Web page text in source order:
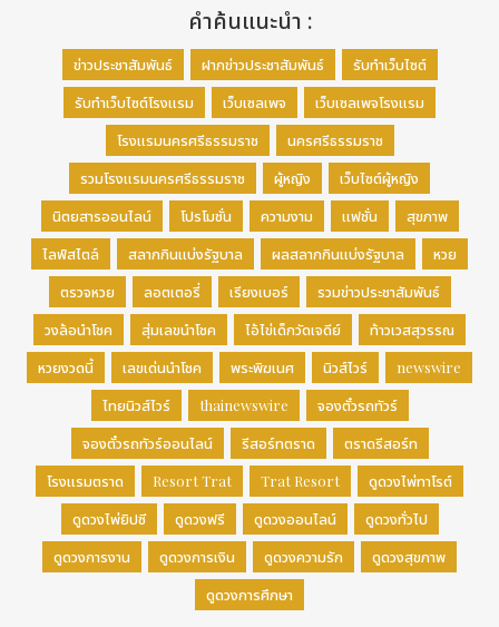
ในมุมมองทางเทคโนโลยี เราสามารถมองเอเจนท์ หรือ
Agentic AI ว่าเป็นพนักงานดิจิทัลเชิงรุกได้ เพราะนอก
เหนือจากที่มันสามารถทำงานง่ายๆ หรือซ้ำซากจำเจได้แล้ว
พวกมันยังสามารถเชื่อมต่อกระบวนการทำงานทั้งหมด
สร้างระบบอัตโนมัติทางปัญญา และแม้กระทั่งวิวัฒนาการ
ตัวเองได้ ในปัจจุบัน เอเจนท์สามารถทำงานได้ดีใน
สถานการณ์ที่มีโครงสร้างชัดเจน มีข้อมูลมาก ทนต่อความ
ผิดพลาดได้ และมีวงจรป้อนกลับที่ชัดเจน แต่พวกมันมักจะ
ไปต่อไม่ได้เมื่อเจอสภาพแวดล้อมจริงที่ซับซ้อนหรือมีความ
เสี่ยงสูง ดังนั้น อย่างที่ฉันบอกก็คือ เอเจนท์และ Agentic
AI กำลังอยู่ในช่วงเริ่มแรก โดยในอีกหนึ่งหรือสองปีข้าง
หน้า พวกมันจะเน้นไปที่อุตสาหกรรมเฉพาะทางเป็นหลัก
หลังจากนั้น พวกมันจะรับมือกับงานที่ซับซ้อนขึ้นด้วยความ
เป็นอิสระที่มากขึ้น มีความเป็นมาตรฐานมากขึ้น ปรับตัวได้
และสามารถเรียนรู้และวิวัฒนาการได้ ในปัจจุบัน เอเจนท์ได้
พัฒนาไปเร็วมาก Gemini 3 ที่เพิ่งเปิดตัวเมื่อเดือนที่แล้ว
ได้สร้างมาตรฐานใหม่ให้กับโมเดล AI ด้วยความสามารถใน
การให้เหตุผลระดับ SOTA ความเข้าใจแบบมัลติมอดัล และ
ความสามารถแบบ Agentic
สำหรับองค์กร ฉันคิดว่าการเปิดรับ AI เป็นหนทางเดียวที่จะ
ไปต่อ การปรับใช้ AI ไม่ใช่แค่การเชื่อมต่อกับ API แต่
เป็นการปรับโฉมกระบวนการ โครงสร้าง และทีมงาน บริษัท
คำค้นแนะนำ :
ข่าวประชาสัมพันธ์ ฝากข่าวประชาสัมพันธ์
รับทำเว็บไซต์
รับทำเว็บไซต์โรงแรม
เว็บเซลเพจ
เว็บเซลเพจโรงแรม
โรงแรมนครศรีธรรมราช
นครศรีธรรมราช
รวมโรงแรมนครศรีธรรมราช
ผู้หญิง
เว็บไซต์ผู้หญิง
นิตยสารออนไลน์
โปรโมชั่น ความงาม แฟชั่น
สุขภาพ
ไลฟ์สไตล์
สลากกินแบ่งรัฐบาล ผลสลากกินแบ่งรัฐบาล
หวย
ตรวจหวย
ลอตเตอรี่ เรียงเบอร์
รวมข่าวประชาสัมพันธ์
วงล้อนำโชค
สุ่มเลขนำโชค ไอ้ไข่เด็กวัดเจดีย์
ท้าวเวสสุวรรณ
หวยงวดนี้
เลขเด่นนำโชค พระพิฆเนศ นิวส์ไวร์
newswire
ไทยนิวส์ไวร์
thainewswire
จองตั๋วรถทัวร์
จองตั๋วรถทัวร์ออนไลน์
รีสอร์ทตราด
ตราดรีสอร์ท
โรงแรมตราด
Resort Trat Trat Resort
ดูดวงไพ่ทาโรต์
ดูดวงไพ่ยิปซี
ดูดวงฟรี ดูดวงออนไลน์
ดูดวงทั่วไป
ดูดวงการงาน
ดูดวงการเงิน ดูดวงความรัก
ดูดวงสุขภาพ
ดูดวงการศึกษา